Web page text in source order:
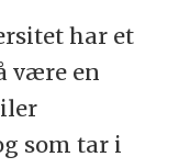
har et
være en
som tar i